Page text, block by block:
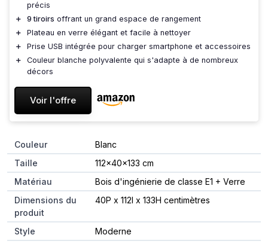
précis
＋
9 tiroirs offrant un grand espace de rangement
＋
Plateau en verre élégant et facile à nettoyer
＋
Prise USB intégrée pour charger smartphone et accessoires
＋
Couleur blanche polyvalente qui s'adapte à de nombreux
décors
Voir l'offre
Couleur
Blanc
Taille
112x40x133 cm
Matériau
Bois d'ingénierie de classe E1 + Verre
Dimensions du
produit
40P x 112l x 133H centimètres
Style
Moderne